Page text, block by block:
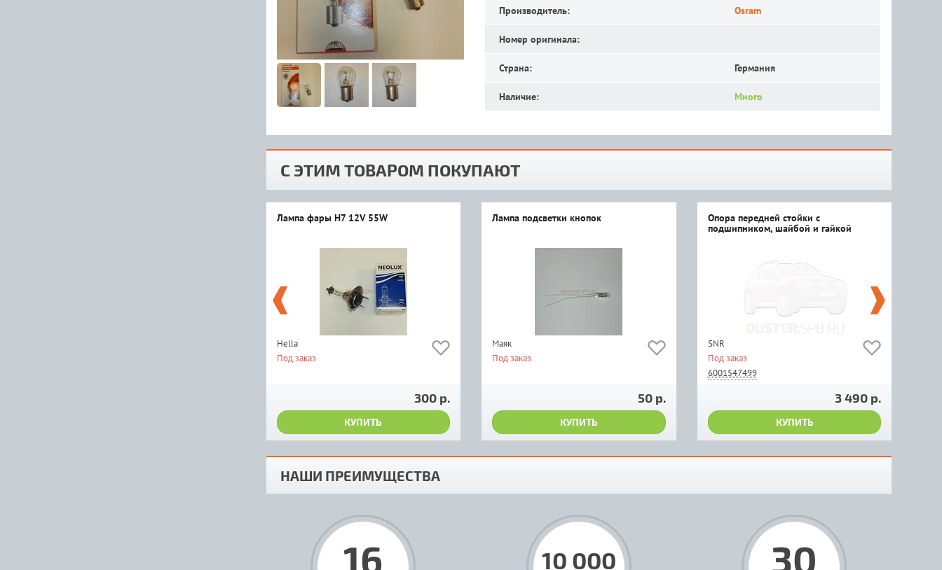
Производитель: Osram
Номер оригинала:
Страна: Германия
Наличие: Много
С ЭТИМ ТОВАРОМ ПОКУПАЮТ
Лампа фары H7 12V 55W
Hella
Под заказ
300 р.
КУПИТЬ
Лампа подсветки кнопок
Маяк
Под заказ
50 р.
КУПИТЬ
Опора передней стойки c
подшипником, шайбой и гайкой
SNR
Под заказ
6001547499
3 490 р.
КУПИТЬ
НАШИ ПРЕИМУЩЕСТВА
16 10 000 30